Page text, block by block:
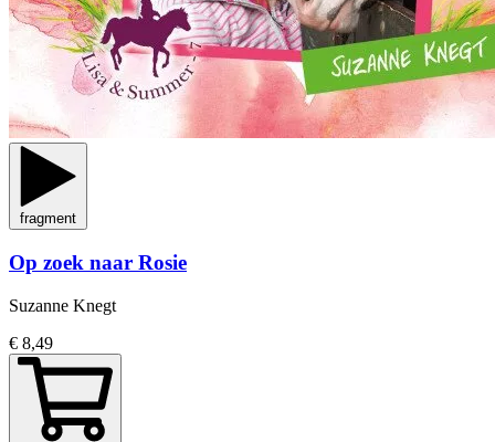
fragment
Op zoek naar Rosie
Suzanne Knegt
€ 8,49